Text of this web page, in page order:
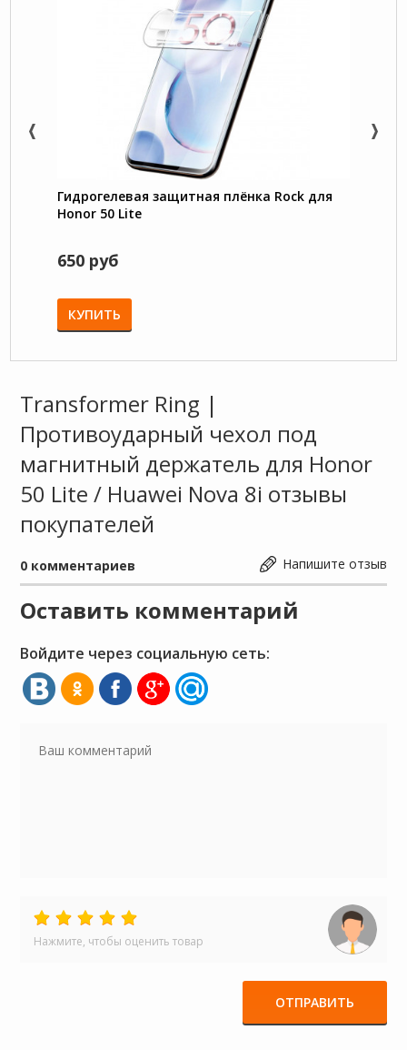
Гидрогелевая защитная плёнка Rock для
Honor 50 Lite
650 руб
КУПИТЬ
Transformer Ring |
Противоударный чехол под
магнитный держатель для Honor
50 Lite / Huawei Nova 8i отзывы
покупателей
Напишите отзыв
0 комментариев
Оставить комментарий
Войдите через социальную сеть:
Нажмите, чтобы оценить товар
ОТПРАВИТЬ